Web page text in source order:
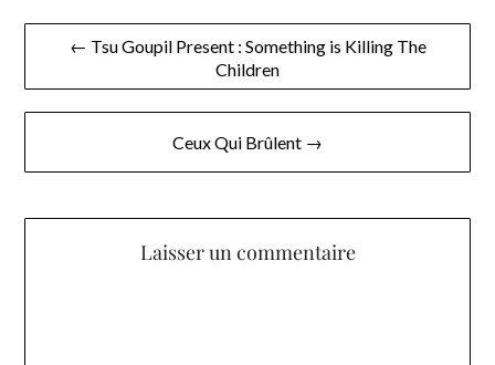
Navigation
l’article
← Tsu Goupil Present : Something is Killing The
Children
Ceux Qui Brûlent →
Laisser un commentaire